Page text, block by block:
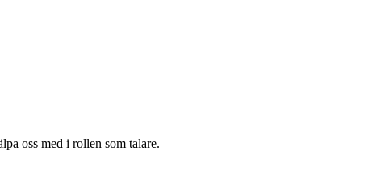
oss med i rollen som talare.